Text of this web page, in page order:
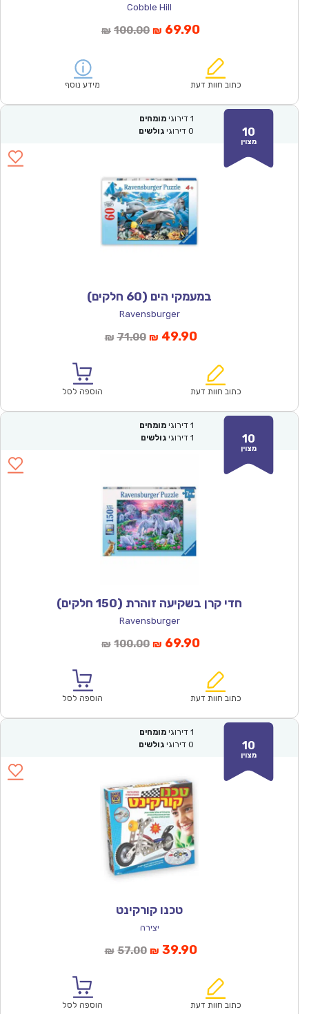
Cobble Hill
₪ 100.00המחיר
₪100.00.
₪ 69.90המחיר
הוא:
כתוב חוות דעת מידע נוסף
10
מצוין
1 דירוגי מומחים
0 דירוגי גולשים
במעמקי הים (60 חלקים)
Ravensburger
₪ 71.00המחיר
₪71.00.
₪ 49.90המחיר
הוא:
כתוב חוות דעת הוספה לסל
10
מצוין
1 דירוגי מומחים
1 דירוגי גולשים
חדי קרן בשקיעה זוהרת (150 חלקים)
Ravensburger
₪ 100.00המחיר
₪100.00.
₪ 69.90המחיר
הוא:
כתוב חוות דעת הוספה לסל
10
מצוין
1 דירוגי מומחים
0 דירוגי גולשים
טכנו קורקינט
יצירה
₪ 57.00המחיר
₪57.00.
₪ 39.90המחיר
הוא:
כתוב חוות דעת הוספה לסל